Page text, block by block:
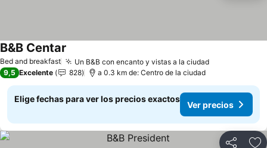
Bed and breakfast Un B&B con encanto y vistas a la ciudad
B&B Centar
9,5 Excelente 828 a 0.3 km de: Centro de la ciudad
Elige fechas para ver los precios exactos
Ver precios